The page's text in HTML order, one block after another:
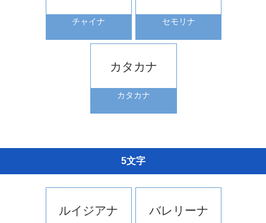
チャイナ セモリナ
カタカナ
カタカナ
5文字
ルイジアナ バレリーナ